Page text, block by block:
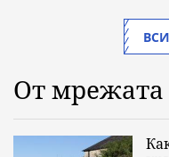
От мрежата